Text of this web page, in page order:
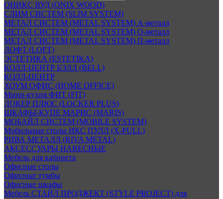
ОНИКС ВУД (ONIX WOOD)
СЛИМ СИСТЕМ (SLIM SYSTEM)
МЕТАЛ СИСТЕМ (METAL SYSTEM) А-металл
МЕТАЛ СИСТЕМ (METAL SYSTEM) О-металл
МЕТАЛ СИСТЕМ (METAL SYSTEM) П-металл
ЛОФТ (LOFT)
ЭСТЕТИКА (ESTETIKA)
КОЛЛ-ЦЕНТР БЭЛЛ (BELL)
КОЛЛ-ЦЕНТР
ХОУМ ОФИС (HOME OFFICE)
Мини-кухня ФИТ (FIT)
ЛОКЕР ПЛЮС (LOCKER PLUS)
ШКАФЫ-КУПЕ МАРИС (MARIS)
МОБАЙЛ СИСТЕМ (MOBILE SYSTEM)
Мобильные столы ИКС ПУЛЛ (X-PULL)
РИВА МЕТАЛЛ (RIVA METAL)
АКСЕССУАРЫ НАВЕСНЫЕ
Мебель для кабинета
Офисные столы
Офисные тумбы
Офисные шкафы
Мебель СТАЙЛ ПРОДЖЕКТ (STYLE PROJECT) для